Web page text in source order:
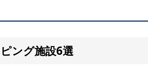
ング施設6選